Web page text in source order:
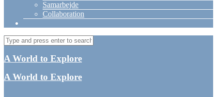
Samarbejde
Collaboration
A World to Explore
A World to Explore